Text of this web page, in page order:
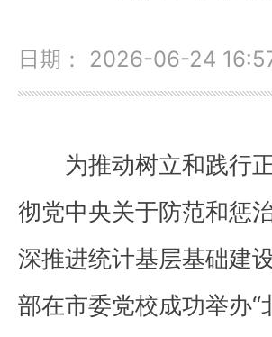
日期： 2026-06-24
为推动树立和践行
彻党中央关于防范和惩
深推进统计基层基础建
部在市委党校成功举办